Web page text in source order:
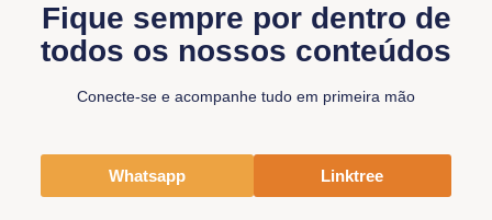
Fique sempre por dentro de
todos os nossos conteúdos
Conecte-se e acompanhe tudo em primeira mão
Whatsapp Linktree